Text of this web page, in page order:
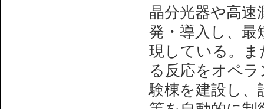
晶分光器や高速
発・導入し、最
現している。
る反応をオペ
験棟を建設し、